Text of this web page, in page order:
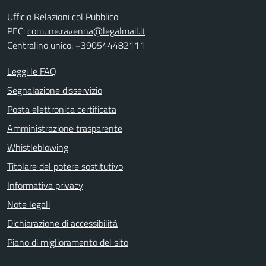
Ufficio Relazioni col Pubblico
PEC:comune.ravenna@legalmail.it
Centralino unico: +390544482111
Leggi le FAQ
Segnalazione disservizio
Posta elettronica certificata
Amministrazione trasparente
Whistleblowing
Titolare del potere sostitutivo
Informativa privacy
Note legali
Dichiarazione di accessibilità
Piano di miglioramento del sito